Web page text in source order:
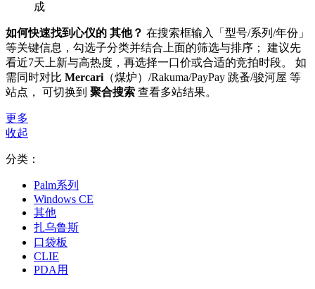
成
如何快速找到心仪的 其他？ 在搜索框输入「型号/系列/年份」
等关键信息，勾选子分类并结合上面的筛选与排序； 建议先
看近7天上新与高热度，再选择一口价或合适的竞拍时段。 如
需同时对比 Mercari （煤炉）/Rakuma/PayPay 跳蚤/骏河屋 等
站点， 可切换到 聚合搜索 查看多站结果。
更多
收起
分类：
Palm系列
Windows CE
其他
扎乌鲁斯
口袋板
CLIE
PDA用